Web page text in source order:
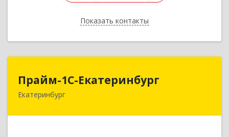
Показать контакты
Назад
Прайм-1С-Екатеринбург
Екатеринбург
Прайм-1С-Екатеринбург
620142, Свердловская обл, Екатеринбург г, 8